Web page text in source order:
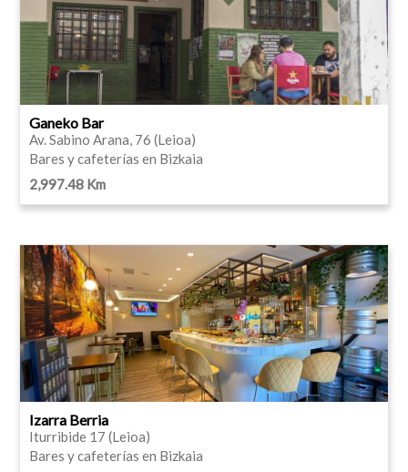
Ganeko Bar
Av. Sabino Arana, 76 (Leioa)
Bares y cafeterías en Bizkaia
2,997.48 Km
Izarra Berria
Iturribide 17 (Leioa)
Bares y cafeterías en Bizkaia